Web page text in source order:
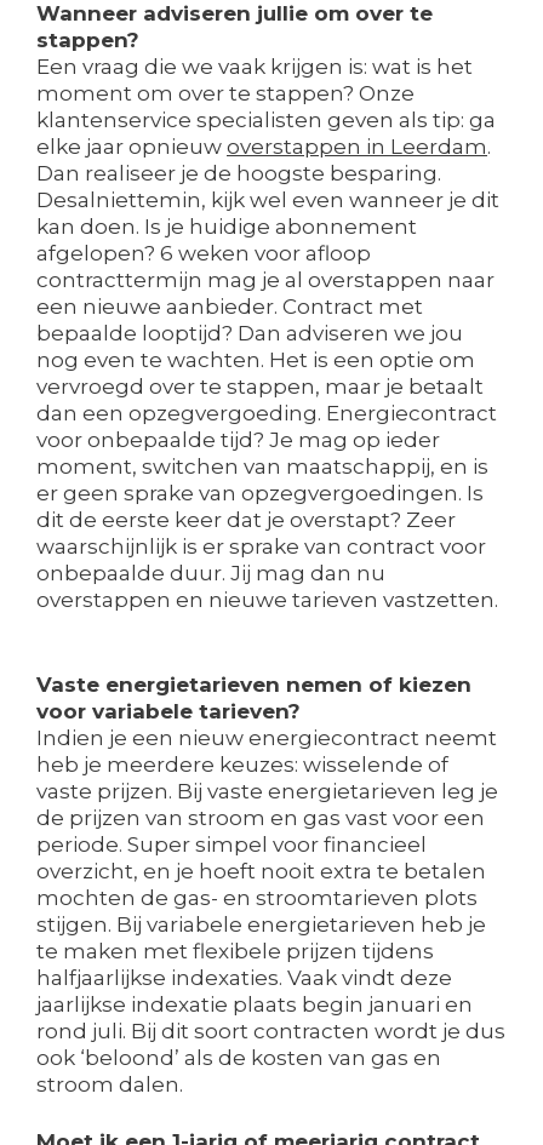
Wanneer adviseren jullie om over te
stappen?
Een vraag die we vaak krijgen is: wat is het
moment om over te stappen? Onze
klantenservice specialisten geven als tip: ga
elke jaar opnieuw overstappen in Leerdam.
Dan realiseer je de hoogste besparing.
Desalniettemin, kijk wel even wanneer je dit
kan doen. Is je huidige abonnement
afgelopen? 6 weken voor afloop
contracttermijn mag je al overstappen naar
een nieuwe aanbieder. Contract met
bepaalde looptijd? Dan adviseren we jou
nog even te wachten. Het is een optie om
vervroegd over te stappen, maar je betaalt
dan een opzegvergoeding. Energiecontract
voor onbepaalde tijd? Je mag op ieder
moment, switchen van maatschappij, en is
er geen sprake van opzegvergoedingen. Is
dit de eerste keer dat je overstapt? Zeer
waarschijnlijk is er sprake van contract voor
onbepaalde duur. Jij mag dan nu
overstappen en nieuwe tarieven vastzetten.
Vaste energietarieven nemen of kiezen
voor variabele tarieven?
Indien je een nieuw energiecontract neemt
heb je meerdere keuzes: wisselende of
vaste prijzen. Bij vaste energietarieven leg je
de prijzen van stroom en gas vast voor een
periode. Super simpel voor financieel
overzicht, en je hoeft nooit extra te betalen
mochten de gas- en stroomtarieven plots
stijgen. Bij variabele energietarieven heb je
te maken met flexibele prijzen tijdens
halfjaarlijkse indexaties. Vaak vindt deze
jaarlijkse indexatie plaats begin januari en
rond juli. Bij dit soort contracten wordt je dus
ook ‘beloond’ als de kosten van gas en
stroom dalen.